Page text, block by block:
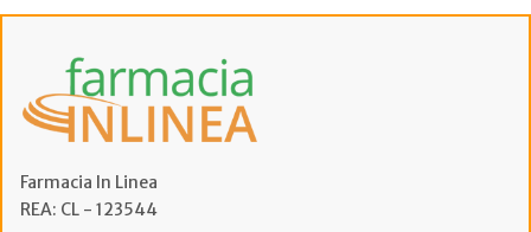
Farmacia In Linea
REA: CL - 123544